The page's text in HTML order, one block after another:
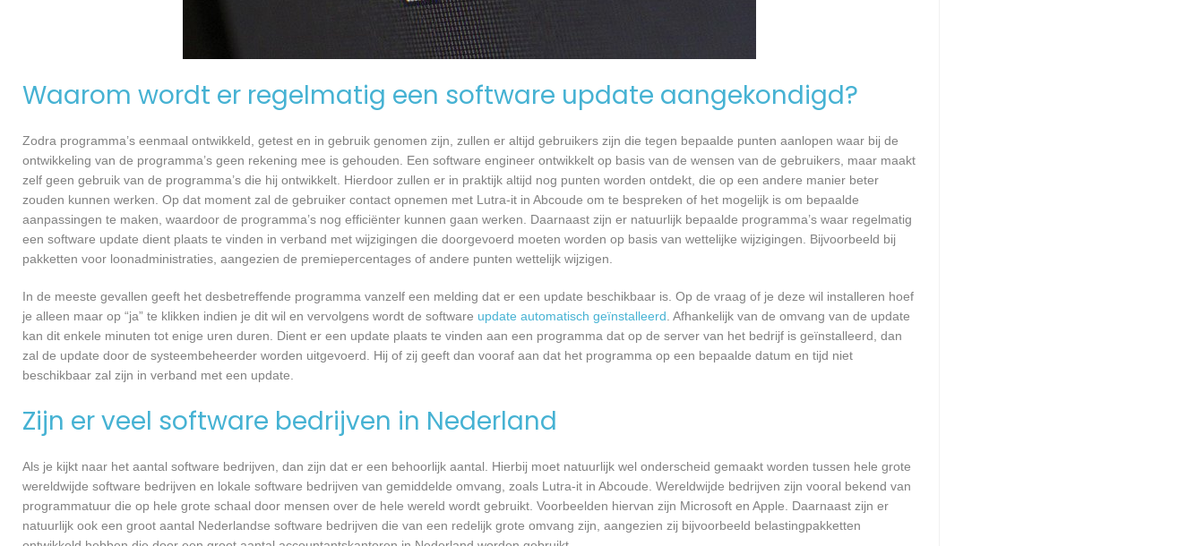
Waarom wordt er regelmatig een software update aangekondigd?
Zodra programma’s eenmaal ontwikkeld, getest en in gebruik genomen zijn, zullen er altijd gebruikers zijn die tegen bepaalde punten aanlopen waar bij de
ontwikkeling van de programma’s geen rekening mee is gehouden. Een software engineer ontwikkelt op basis van de wensen van de gebruikers, maar maakt
zelf geen gebruik van de programma’s die hij ontwikkelt. Hierdoor zullen er in praktijk altijd nog punten worden ontdekt, die op een andere manier beter
zouden kunnen werken. Op dat moment zal de gebruiker contact opnemen met Lutra-it in Abcoude om te bespreken of het mogelijk is om bepaalde
aanpassingen te maken, waardoor de programma’s nog efficiënter kunnen gaan werken. Daarnaast zijn er natuurlijk bepaalde programma’s waar regelmatig
een software update dient plaats te vinden in verband met wijzigingen die doorgevoerd moeten worden op basis van wettelijke wijzigingen. Bijvoorbeeld bij
pakketten voor loonadministraties, aangezien de premiepercentages of andere punten wettelijk wijzigen.
In de meeste gevallen geeft het desbetreffende programma vanzelf een melding dat er een update beschikbaar is. Op de vraag of je deze wil installeren hoef
je alleen maar op “ja” te klikken indien je dit wil en vervolgens wordt de software update automatisch geïnstalleerd . Afhankelijk van de omvang van de update
kan dit enkele minuten tot enige uren duren. Dient er een update plaats te vinden aan een programma dat op de server van het bedrijf is geïnstalleerd, dan
zal de update door de systeembeheerder worden uitgevoerd. Hij of zij geeft dan vooraf aan dat het programma op een bepaalde datum en tijd niet
beschikbaar zal zijn in verband met een update.
Zijn er veel software bedrijven in Nederland
Als je kijkt naar het aantal software bedrijven, dan zijn dat er een behoorlijk aantal. Hierbij moet natuurlijk wel onderscheid gemaakt worden tussen hele grote
wereldwijde software bedrijven en lokale software bedrijven van gemiddelde omvang, zoals Lutra-it in Abcoude. Wereldwijde bedrijven zijn vooral bekend van
programmatuur die op hele grote schaal door mensen over de hele wereld wordt gebruikt. Voorbeelden hiervan zijn Microsoft en Apple. Daarnaast zijn er
natuurlijk ook een groot aantal Nederlandse software bedrijven die van een redelijk grote omvang zijn, aangezien zij bijvoorbeeld belastingpakketten